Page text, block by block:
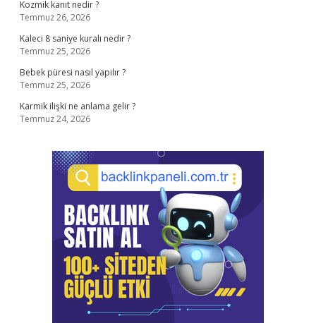
Kozmik kanıt nedir ?
Temmuz 26, 2026
Kaleci 8 saniye kuralı nedir ?
Temmuz 25, 2026
Bebek püresi nasıl yapılır ?
Temmuz 25, 2026
Karmik ilişki ne anlama gelir ?
Temmuz 24, 2026